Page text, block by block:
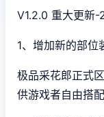
V1.2.0 重大更新-
1、增加新的部位
极品采花郎正式
供游戏者自由搭配